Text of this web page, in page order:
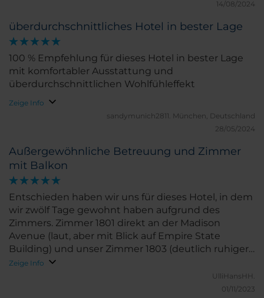
Tag Zimmerreinigung. Kaffee, Tee, Wasser jeden Tag
14/08/2024
überdurchschnittliches Hotel in bester Lage
100 % Empfehlung für dieses Hotel in bester Lage
mit komfortabler Ausstattung und
überdurchschnittlichen Wohlfühleffekt
Zeige Info
sandymunich2811. München, Deutschland
28/05/2024
Außergewöhnliche Betreuung und Zimmer
mit Balkon
Entschieden haben wir uns für dieses Hotel, in dem
wir zwölf Tage gewohnt haben aufgrund des
Zimmers. Zimmer 1801 direkt an der Madison
Avenue (laut, aber mit Blick auf Empire State
Building) und unser Zimmer 1803 (deutlich ruhiger,
mit weiten Blick Richtung Osten) verfügen beide
über einen sehr großen Balkon. Nicht nur dieses
Zimmer, sondern auch der sehr persönliche Service
Zeige Info
UlliHansHH.
01/11/2023